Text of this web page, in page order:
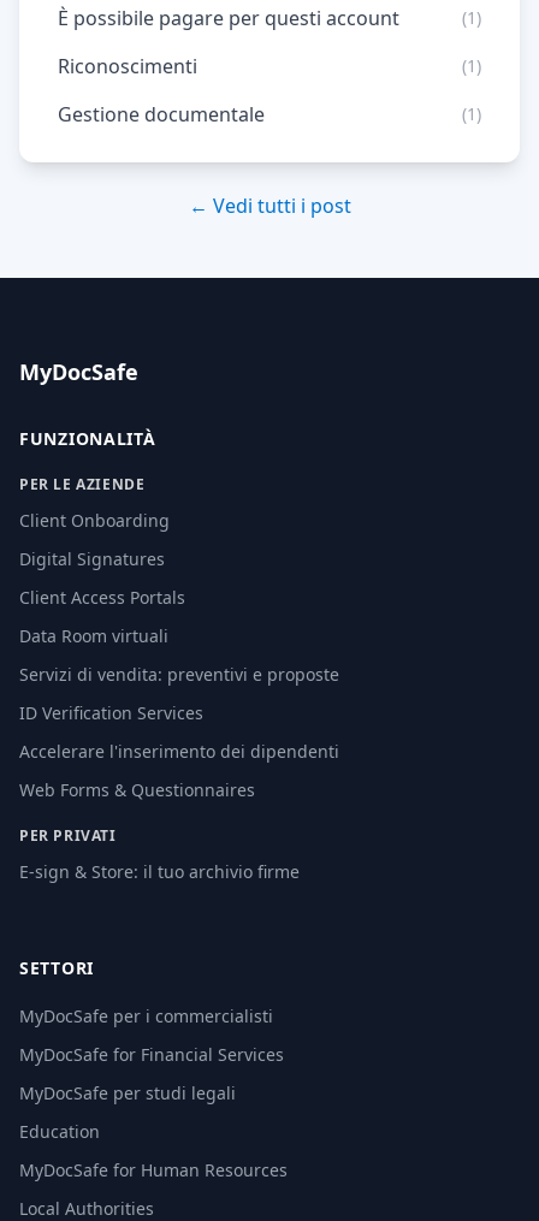
È possibile pagare per questi account (1)
Riconoscimenti (1)
Gestione documentale (1)
← Vedi tutti i post
MyDocSafe
FUNZIONALITÀ
PER LE AZIENDE
Client Onboarding
Digital Signatures
Client Access Portals
Data Room virtuali
Servizi di vendita: preventivi e proposte
ID Verification Services
Accelerare l'inserimento dei dipendenti
Web Forms & Questionnaires
PER PRIVATI
E-sign & Store: il tuo archivio firme
SETTORI
MyDocSafe per i commercialisti
MyDocSafe for Financial Services
MyDocSafe per studi legali
Education
MyDocSafe for Human Resources
Local Authorities